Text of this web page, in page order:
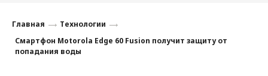
Финансы
Главная
Технологии
Смартфон Motorola Edge 60 Fusion получит защиту от
попадания воды